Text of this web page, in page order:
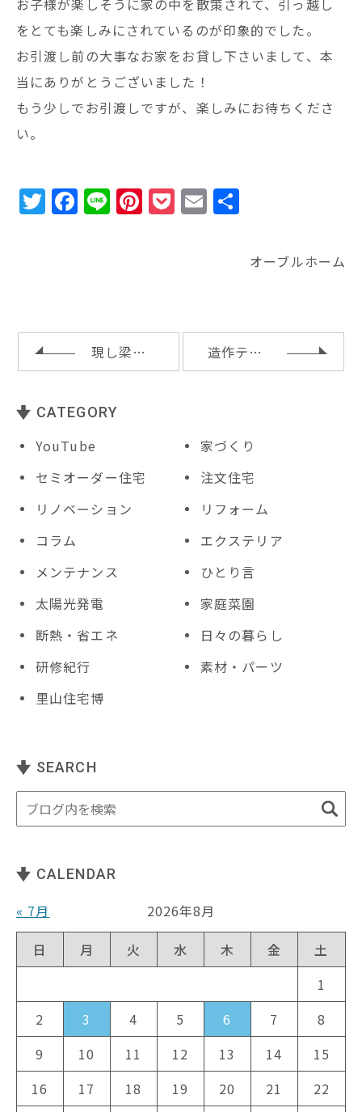
お子様が楽しそうに家の中を散策されて、引っ越し
をとても楽しみにされているのが印象的でした。
お引渡し前の大事なお家をお貸し下さいまして、本
当にありがとうございました！
もう少しでお引渡しですが、楽しみにお待ちくださ
い。
T
w
F
a
o
o
k
Li
n
Pi
n
st
P
o
t
E
m
オーブルホーム
現し梁とスケルトン階段 造作テレビ台と気密測定
CATEGORY
YouTube
家づくり
セミオーダー住宅
注文住宅
リノベーション
リフォーム
コラム
エクステリア
メンテナンス
ひとり言
太陽光発電
家庭菜園
断熱・省エネ
日々の暮らし
研修紀行
素材・パーツ
里山住宅博
SEARCH
CALENDAR
« 7月
2026年8月
日
月 火 水 木 金
土
1
2
3 4 5 6 7
8
9
10 11 12 13 14
15
16
17 18 19 20 21
22